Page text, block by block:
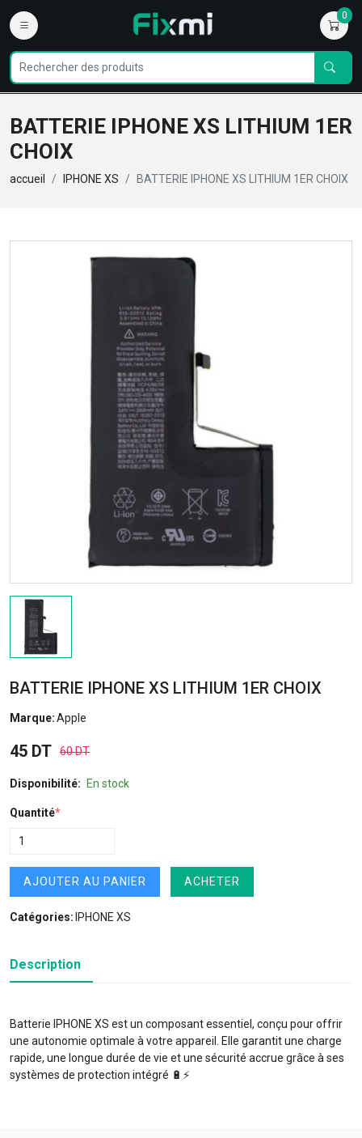
0
BATTERIE IPHONE XS LITHIUM 1ER
CHOIX
accueil IPHONE XS BATTERIE IPHONE XS LITHIUM 1ER CHOIX
BATTERIE IPHONE XS LITHIUM 1ER CHOIX
Marque:Apple
45 DT 60 DT
Disponibilité: En stock
Quantité*
AJOUTER AU PANIER ACHETER
Catégories: IPHONE XS
Description
Batterie IPHONE XS est un composant essentiel, conçu pour offrir
une autonomie optimale à votre appareil. Elle garantit une charge
rapide, une longue durée de vie et une sécurité accrue grâce à ses
systèmes de protection intégré 🔋⚡️